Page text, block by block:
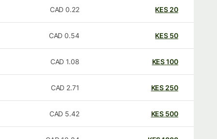
20
KES
0.22
CAD
50
KES
0.54
CAD
100
KES
1.08
CAD
250
KES
2.71
CAD
500
KES
5.42
CAD